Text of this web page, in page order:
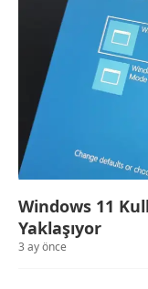
Windows 11
Yaklaşıyor
3 ay önce